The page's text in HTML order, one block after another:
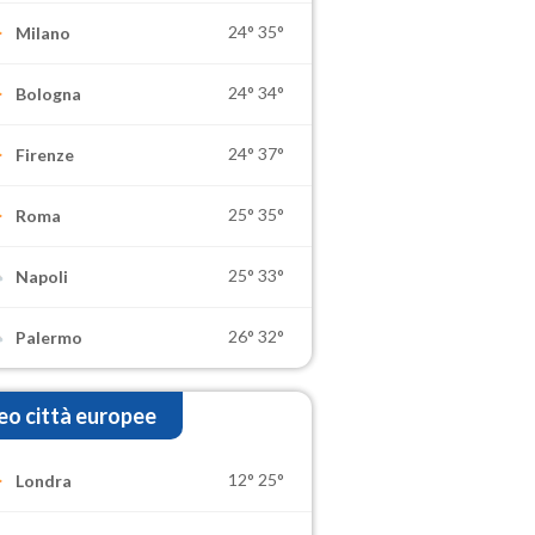
Milano 24° 35°
Bologna 24° 34°
Firenze 24° 37°
Roma 25° 35°
Napoli 25° 33°
Palermo 26° 32°
città europee
Londra 12° 25°